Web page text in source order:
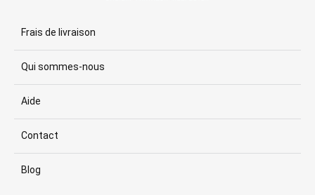
Frais de livraison
Qui sommes-nous
Aide
Contact
Blog